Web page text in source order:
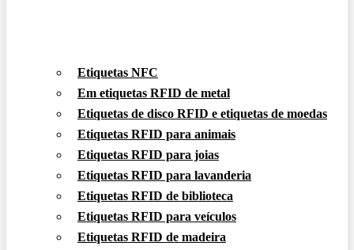
Etiquetas NFC
Em etiquetas RFID de metal
Etiquetas de disco RFID e etiquetas de moedas
Etiquetas RFID para animais
Etiquetas RFID para joias
Etiquetas RFID para lavanderia
Etiquetas RFID de biblioteca
Etiquetas RFID para veículos
Etiquetas RFID de madeira